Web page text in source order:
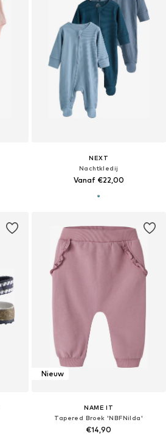
NEXT
Nachtkledij
Vanaf €22,00
Nieuw
NAME IT
Tapered Broek 'NBFNilda'
€14,90